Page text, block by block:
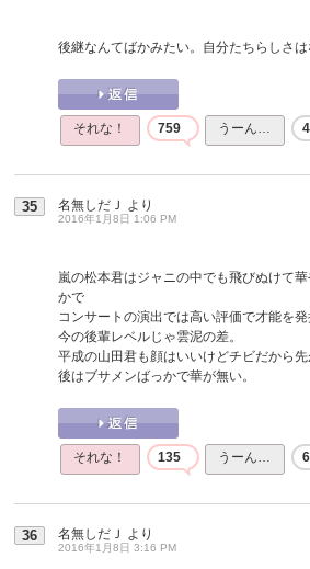
後継なんてばかみたい。自分たちらしさは
それな！ 759 うーん…
35 名無しだＪ より
2016年1月8日 1:06 PM
嵐の松本君はジャニの中でも飛びぬけて
かで
コンサートの演出では高い評価で才能を発
今の後輩レベルじゃ雲泥の差。
平成の山田君も顔はいいけどチビだから先
後はブサメンばっかで華が無い。
それな！ 135 うーん…
36 名無しだＪ より
2016年1月8日 3:16 PM